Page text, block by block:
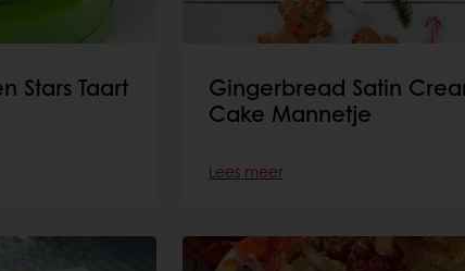
Stars Taart
Gingerbread Satin
Cake Mannetje
Lees meer